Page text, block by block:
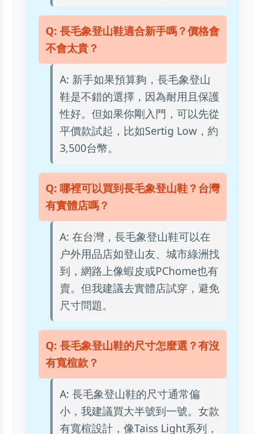
Q: 長毛象登山鞋適合新手嗎？價格會
不會太貴？
A: 新手如果預算夠，長毛象登山
鞋是不錯的選擇，因為耐用且保護
性好。但如果你剛入門，可以先從
平價款試起，比如Sertig Low，約
3,500台幣。
Q: 哪裡可以買到長毛象登山鞋？台灣
有實體店嗎？
A: 在台灣，長毛象登山鞋可以在
户外用品店如登山友、城市綠洲找
到，網路上像蝦皮或PChome也有
賣。但我建議去實體店試穿，避免
尺寸問題。
Q: 長毛象登山鞋的尺寸怎麼選？有沒
有寬楦款？
A: 長毛象登山鞋的尺寸通常偏
小，我建議買大半號到一號。女款
有寬楦設計，像Taiss Light系列，